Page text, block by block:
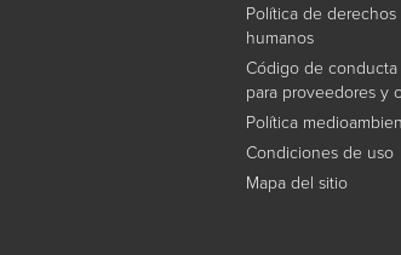
Política de derechos
humanos
Código de
para proveedores y
Política
Condiciones de uso
Mapa del sitio